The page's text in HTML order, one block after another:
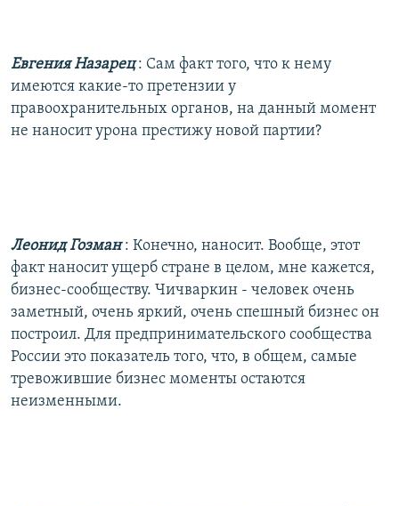
Евгения Назарец: Сам факт того, что к нему
имеются какие-то претензии у
правоохранительных органов, на данный момент
не наносит урона престижу новой партии?
Леонид Гозман: Конечно, наносит. Вообще, этот
факт наносит ущерб стране в целом, мне кажется,
бизнес-сообществу. Чичваркин - человек очень
заметный, очень яркий, очень спешный бизнес он
построил. Для предпринимательского сообщества
России это показатель того, что, в общем, самые
тревожившие бизнес моменты остаются
неизменными.